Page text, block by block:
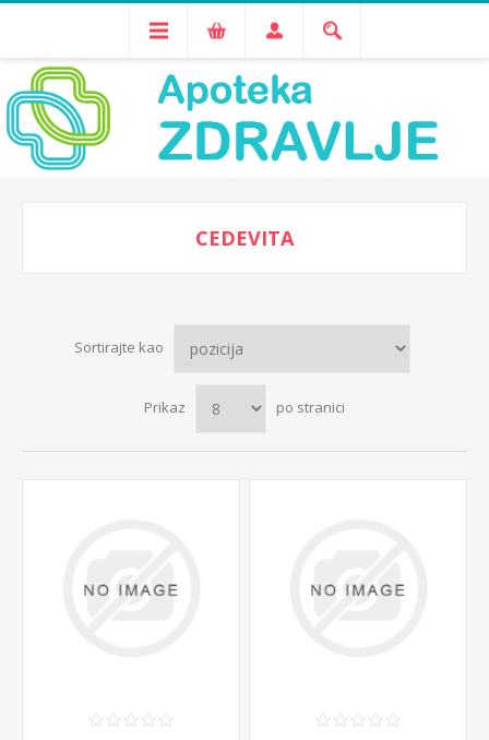
CEDEVITA
Sortirajte kao
Prikaz po stranici